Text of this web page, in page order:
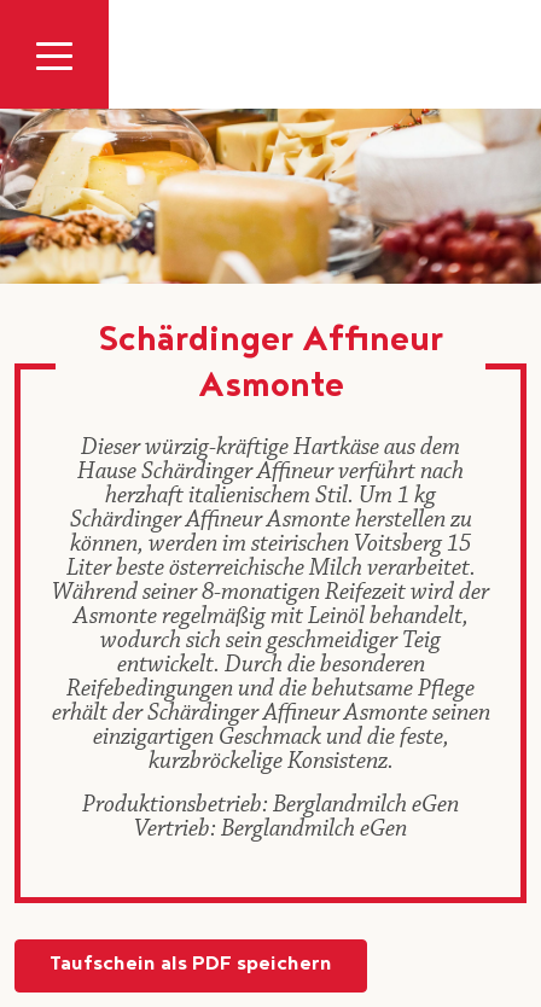
Schärdinger Affineur
Asmonte
Dieser würzig-kräftige Hartkäse aus dem
Hause Schärdinger Affineur verführt nach
herzhaft italienischem Stil. Um 1 kg
Schärdinger Affineur Asmonte herstellen zu
können, werden im steirischen Voitsberg 15
Liter beste österreichische Milch verarbeitet.
Während seiner 8-monatigen Reifezeit wird der
Asmonte regelmäßig mit Leinöl behandelt,
wodurch sich sein geschmeidiger Teig
entwickelt. Durch die besonderen
Reifebedingungen und die behutsame Pflege
erhält der Schärdinger Affineur Asmonte seinen
einzigartigen Geschmack und die feste,
kurzbröckelige Konsistenz.
Produktionsbetrieb: Berglandmilch eGen
Vertrieb: Berglandmilch eGen
Taufschein als PDF speichern